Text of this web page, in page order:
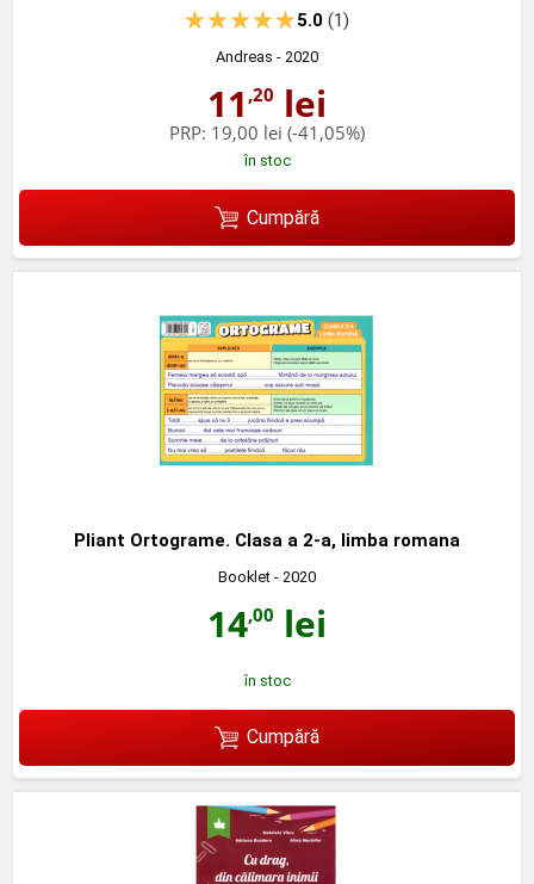
5.0(1)
Andreas - 2020
11 ,20 lei
PRP: 19,00 lei (-41,05%)
în stoc
Cumpără
Pliant Ortograme. Clasa a 2-a, limba romana
Booklet - 2020
14,00 lei
în stoc
Cumpără